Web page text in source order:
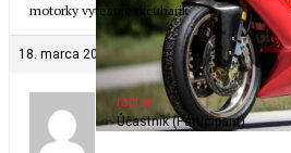
motorky vytesuje rkcuharik
18. marca 2007 o 16:51
raptor
Účastník (Participant)